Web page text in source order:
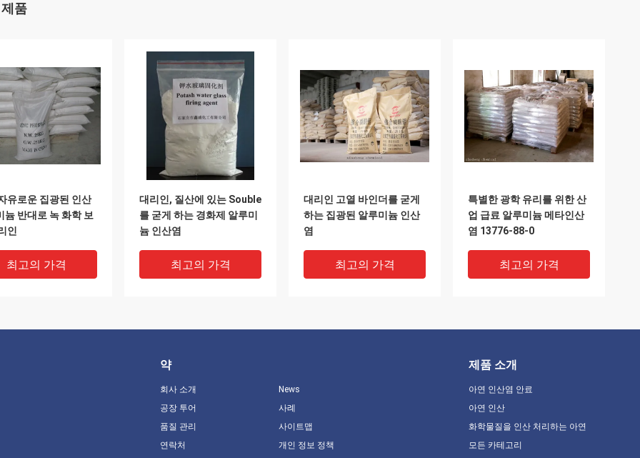
품
유로운 집광된 인산
늄 반대로 녹 화학 보
인
최고의 가격
대리인, 질산에 있는 Souble
를 굳게 하는 경화제 알루미
늄 인산염
최고의 가격
대리인 고열 바인더를 굳게
하는 집광된 알루미늄 인산
염
최고의 가격
특별한 광학 유리를 위한 산
업 급료 알루미늄 메타인산
염 13776-88-0
최고의 가격
약
회사 소개
공장 투어
품질 관리
연락처
News
사례
사이트맵
개인 정보 정책
제품 소개
아연 인산염 안료
아연 인산
화학물질을 인산 처리하는 아연
모든 카테고리